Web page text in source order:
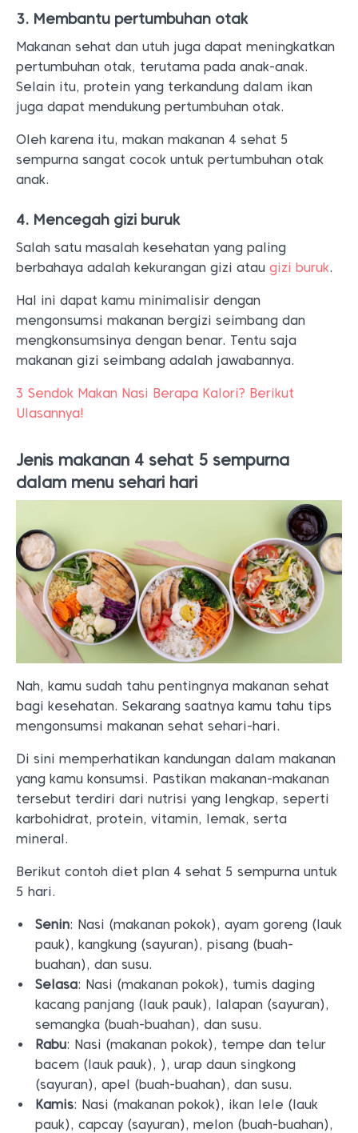
3. Membantu pertumbuhan otak
Makanan sehat dan utuh juga dapat meningkatkan
pertumbuhan otak, terutama pada anak-anak.
Selain itu, protein yang terkandung dalam ikan
juga dapat mendukung pertumbuhan otak.
Oleh karena itu, makan makanan 4 sehat 5
sempurna sangat cocok untuk pertumbuhan otak
anak.
4. Mencegah gizi buruk
Salah satu masalah kesehatan yang paling
berbahaya adalah kekurangan gizi atau gizi buruk.
Hal ini dapat kamu minimalisir dengan
mengonsumsi makanan bergizi seimbang dan
mengkonsumsinya dengan benar. Tentu saja
makanan gizi seimbang adalah jawabannya.
3 Sendok Makan Nasi Berapa Kalori? Berikut
Ulasannya!
Jenis makanan 4 sehat 5 sempurna
dalam menu sehari hari
Nah, kamu sudah tahu pentingnya makanan sehat
bagi kesehatan. Sekarang saatnya kamu tahu tips
mengonsumsi makanan sehat sehari-hari.
Di sini memperhatikan kandungan dalam makanan
yang kamu konsumsi. Pastikan makanan-makanan
tersebut terdiri dari nutrisi yang lengkap, seperti
karbohidrat, protein, vitamin, lemak, serta
mineral.
Berikut contoh diet plan 4 sehat 5 sempurna untuk
5 hari.
Senin: Nasi (makanan pokok), ayam goreng (lauk
pauk), kangkung (sayuran), pisang (buah-
buahan), dan susu.
Selasa: Nasi (makanan pokok), tumis daging
kacang panjang (lauk pauk), lalapan (sayuran),
semangka (buah-buahan), dan susu.
Rabu: Nasi (makanan pokok), tempe dan telur
bacem (lauk pauk), ), urap daun singkong
(sayuran), apel (buah-buahan), dan susu.
Kamis: Nasi (makanan pokok), ikan lele (lauk
pauk), capcay (sayuran), melon (buah-buahan),